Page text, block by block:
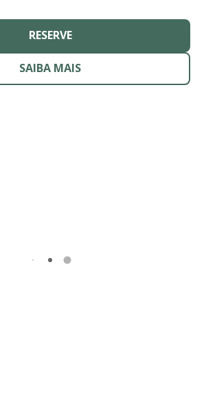
RESERVE
SAIBA MAIS